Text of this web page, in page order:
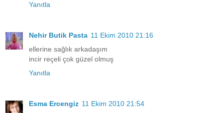
Yanıtla
Nehir Butik Pasta 11 Ekim 2010 21:16
ellerine sağlık arkadaşım
incir reçeli çok güzel olmuş
Yanıtla
Esma Ercengiz 11 Ekim 2010 21:54